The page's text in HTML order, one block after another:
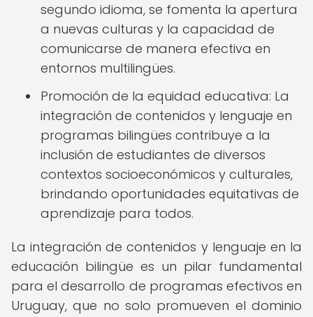
segundo idioma, se fomenta la apertura
a nuevas culturas y la capacidad de
comunicarse de manera efectiva en
entornos multilingües.
Promoción de la equidad educativa: La
integración de contenidos y lenguaje en
programas bilingües contribuye a la
inclusión de estudiantes de diversos
contextos socioeconómicos y culturales,
brindando oportunidades equitativas de
aprendizaje para todos.
La integración de contenidos y lenguaje en la
educación bilingüe es un pilar fundamental
para el desarrollo de programas efectivos en
Uruguay, que no solo promueven el dominio